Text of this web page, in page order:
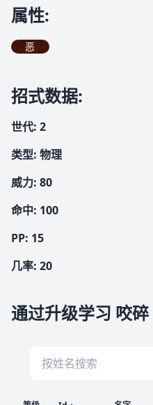
属性:
恶
招式数据:
世代: 2
类型: 物理
威力: 80
命中: 100
PP: 15
几率: 20
通过升级学习 咬